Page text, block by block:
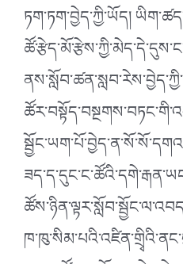
ཏག་ཏག་བྱེད་ཀྱི་ཡོད།